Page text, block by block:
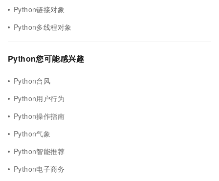
Python链接对象
Python多线程对象
Python您可能感兴趣
Python台风
Python用户行为
Python操作指南
Python气象
Python智能推荐
Python电子商务